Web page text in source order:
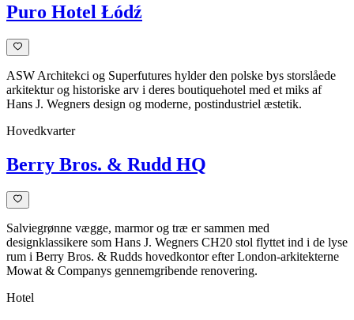
Puro Hotel Łódź
ASW Architekci og Superfutures hylder den polske bys storslåede
arkitektur og historiske arv i deres boutiquehotel med et miks af
Hans J. Wegners design og moderne, postindustriel æstetik.
Hovedkvarter
Berry Bros. & Rudd HQ
Salviegrønne vægge, marmor og træ er sammen med
designklassikere som Hans J. Wegners CH20 stol flyttet ind i de lyse
rum i Berry Bros. & Rudds hovedkontor efter London-arkitekterne
Mowat & Companys gennemgribende renovering.
Hotel